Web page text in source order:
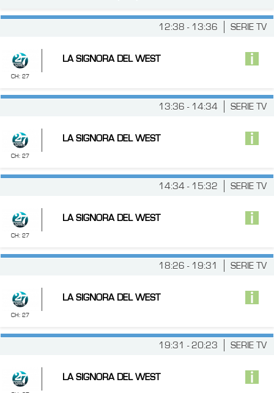
SERIE TV
12:38 - 13:36
CH: 27
LA SIGNORA DEL WEST
SERIE TV
13:36 - 14:34
CH: 27
LA SIGNORA DEL WEST
SERIE TV
14:34 - 15:32
CH: 27
LA SIGNORA DEL WEST
SERIE TV
18:26 - 19:31
CH: 27
LA SIGNORA DEL WEST
SERIE TV
19:31 - 20:23
LA SIGNORA DEL WEST